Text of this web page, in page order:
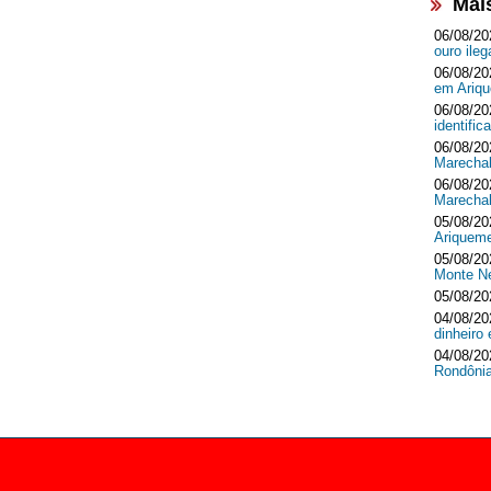
06/08/
ouro
06/08/
em
06/08/
06/08/
06/08/
05/08/
05/08/
Monte
05/08/
04/08/
dinheiro
04/08/